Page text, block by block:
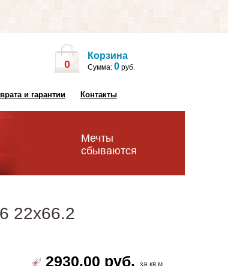
0
Корзина
Сумма: 0 руб.
и гарантии Контакты
Мечты
сбываются
22х66.2
2930.00 руб. за кв.м